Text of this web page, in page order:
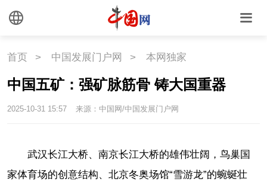
首页 > 中国发展门户网 > 本网独家
中国五矿：强矿脉筋骨 铸大国重器
2025-10-31 15:57 来源：中国网/中国发展门户网
武汉长江大桥、南京长江大桥的雄伟壮阔，鸟巢国
家体育场的创意结构、北京冬奥场馆“雪游龙”的蜿蜒壮